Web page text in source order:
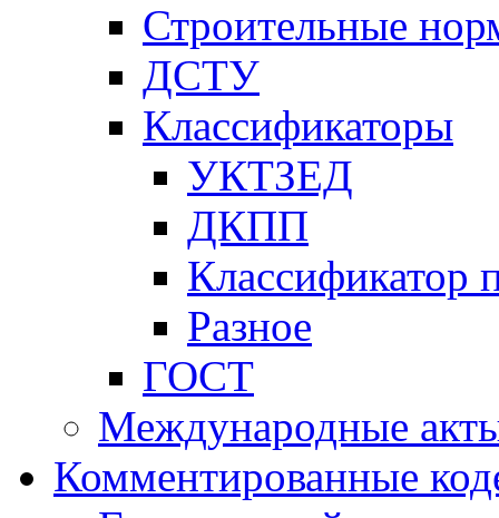
Строительные
ДСТУ
Классификаторы
УКТЗЕД
ДКПП
Классификатор
Разное
ГОСТ
Международные
Комментированные